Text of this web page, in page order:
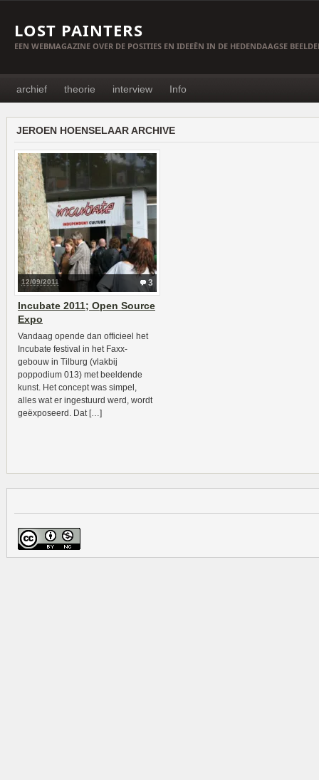
LOST PAINTERS
EEN WEBMAGAZINE OVER DE POSITIES EN IDEEËN IN DE HEDENDAAGSE
archief theorie interview Info
JEROEN HOENSELAAR ARCHIVE
3
12/09/2011
Incubate 2011; Open Source
Expo
Vandaag opende dan officieel het
Incubate festival in het Faxx-
gebouw in Tilburg (vlakbij
poppodium 013) met beeldende
kunst. Het concept was simpel,
alles wat er ingestuurd werd, wordt
geëxposeerd. Dat […]